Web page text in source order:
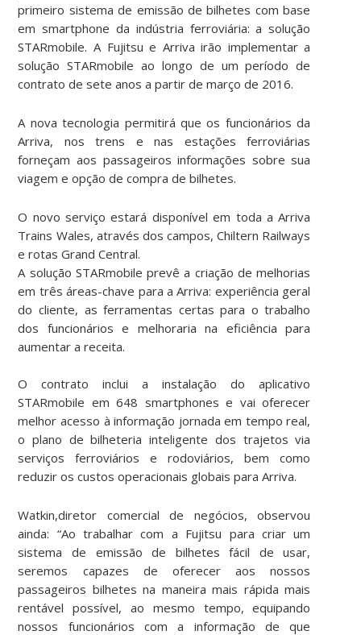
primeiro sistema de emissão de bilhetes com base
em smartphone da indústria ferroviária: a solução
STARmobile. A Fujitsu e Arriva irão implementar a
solução STARmobile ao longo de um período de
contrato de sete anos a partir de março de 2016.
A nova tecnologia permitirá que os funcionários da
Arriva, nos trens e nas estações ferroviárias
forneçam aos passageiros informações sobre sua
viagem e opção de compra de bilhetes.
O novo serviço estará disponível em toda a Arriva
Trains Wales, através dos campos, Chiltern Railways
e rotas Grand Central.
A solução STARmobile prevê a criação de melhorias
em três áreas-chave para a Arriva: experiência geral
do cliente, as ferramentas certas para o trabalho
dos funcionários e melhoraria na eficiência para
aumentar a receita.
O contrato inclui a instalação do aplicativo
STARmobile em 648 smartphones e vai oferecer
melhor acesso à informação jornada em tempo real,
o plano de bilheteria inteligente dos trajetos via
serviços ferroviários e rodoviários, bem como
reduzir os custos operacionais globais para Arriva.
Watkin,diretor comercial de negócios, observou
ainda: “Ao trabalhar com a Fujitsu para criar um
sistema de emissão de bilhetes fácil de usar,
seremos capazes de oferecer aos nossos
passageiros bilhetes na maneira mais rápida mais
rentável possível, ao mesmo tempo, equipando
nossos funcionários com a informação de que